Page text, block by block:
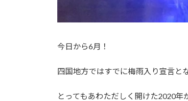
今日から6月！
四国地方ではすでに梅雨入り宣言と
とってもあわただしく開けた2020年